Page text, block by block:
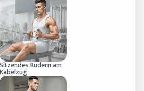
Sitzendes Rudern am
Kabelzug